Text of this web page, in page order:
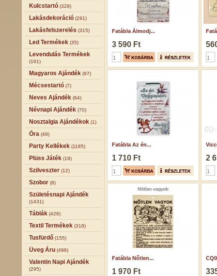
Kulcstartó (329)
Lakásdekoráció (291)
Lakásfelszerelés (315)
Led Termékek (35)
Levendulás Termékek
(161)
Magyaros Ajándék (97)
Mécsestartó (7)
Neves Ajándék (64)
Névnapi Ajándék (70)
Nosztalgia Ajándékok (1)
Óra (49)
Party Kellékek (1185)
Plüss Játék (18)
Szilveszter (12)
Szobor (8)
Születésnapi Ajándék
(1431)
Táblák (428)
Textil Termékek (318)
Tusfürdő (155)
Üveg Áru (496)
Valentin Napi Ajándék
(295)
Fatábla Álmodj...
3 590 Ft
Fatábla Az én...
1 710 Ft 2
Fatábla Nőtlen...
1 970 Ft